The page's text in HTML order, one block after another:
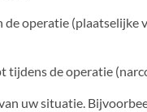
de operatie (plaatselijke
tijdens de operatie
uw situatie.